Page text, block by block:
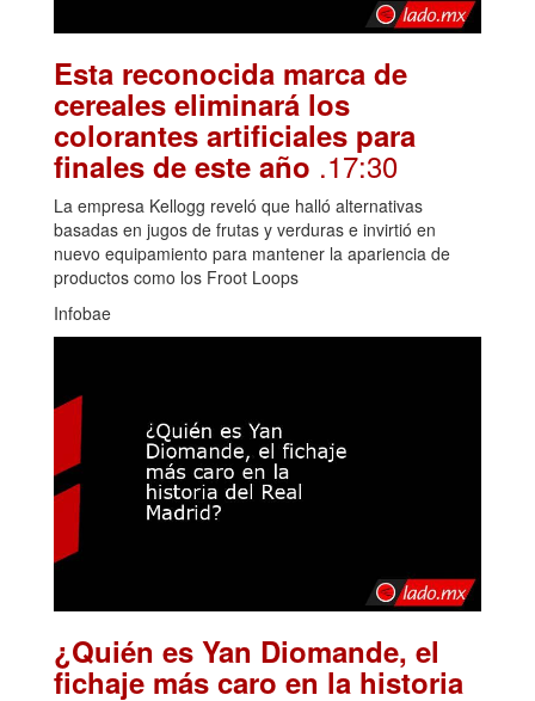
Esta reconocida marca de
cereales eliminará los
colorantes artificiales para
finales de este año .17:30
La empresa Kellogg reveló que halló alternativas
basadas en jugos de frutas y verduras e invirtió en
nuevo equipamiento para mantener la apariencia de
productos como los Froot Loops
Infobae
¿Quién es Yan Diomande, el
fichaje más caro en la historia